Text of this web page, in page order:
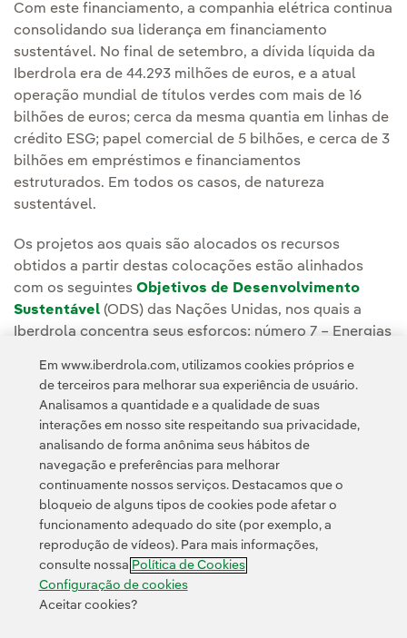
Com este financiamento, a companhia elétrica continua
consolidando sua liderança em financiamento
sustentável. No final de setembro, a dívida líquida da
Iberdrola era de 44.293 milhões de euros, e a atual
operação mundial de títulos verdes com mais de 16
bilhões de euros; cerca da mesma quantia em linhas de
crédito ESG; papel comercial de 5 bilhões, e cerca de 3
bilhões em empréstimos e financiamentos
estruturados. Em todos os casos, de natureza
sustentável.
Os projetos aos quais são alocados os recursos
obtidos a partir destas colocações estão alinhados
com os seguintes Objetivos de Desenvolvimento
Sustentável (ODS) das Nações Unidas, nos quais a
Iberdrola concentra seus esforços: número 7 – Energias
Política de Privacidade Informação legal
Transparência no uso da IA Política de cookies Configuração de cookies
Acessibilidade Canal de denúncias
© 2026 Iberdrola, S.A. Todos os direitos reservados.
Em www.iberdrola.com, utilizamos cookies próprios e
de terceiros para melhorar sua experiência de usuário.
Analisamos a quantidade e a qualidade de suas
interações em nosso site respeitando sua privacidade,
analisando de forma anônima seus hábitos de
navegação e preferências para melhorar
continuamente nossos serviços. Destacamos que o
bloqueio de alguns tipos de cookies pode afetar o
funcionamento adequado do site (por exemplo, a
reprodução de vídeos). Para mais informações,
consulte nossa Política de Cookies
Configuração de cookies
Aceitar cookies?